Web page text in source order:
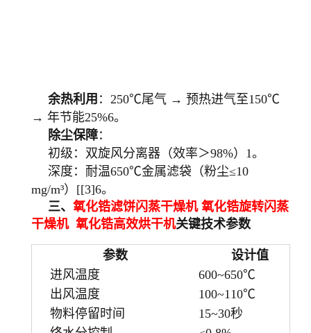
余热利用 ：250℃尾气 → 预热进气至150℃
→ 年节能25%6。
除尘保障：
初级：双旋风分离器（效率＞98%）1。
深度：耐温650℃金属滤袋（粉尘≤10
mg/m³）[[3]6。
三、 氧化锆滤饼闪蒸干燥机 氧化锆旋转闪蒸
干燥机 氧化锆高效烘干机关键技术参数
参数
设计值
进风温度
600~650℃
出风温度
100~110℃
物料停留时间
15~30秒